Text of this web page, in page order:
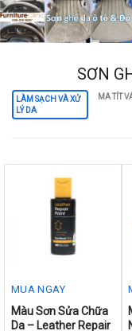
may
be
chosen
product
page
SƠN
LÀM SẠCH VÀ XỬ
LÝ DA
MA TÍT
MUA NGAY
This
Màu Sơn Sửa Chữa
Da – Leather Repair